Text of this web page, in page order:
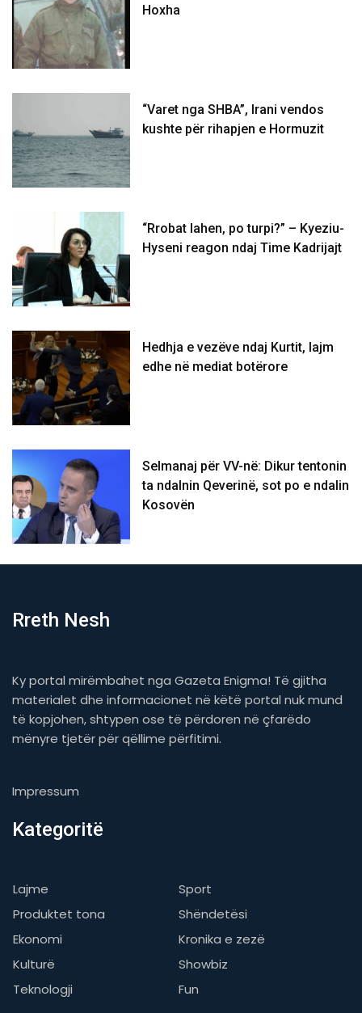
Hoxha
“Varet nga SHBA”, Irani vendos
kushte për rihapjen e Hormuzit
“Rrobat lahen, po turpi?” – Kyeziu-
Hyseni reagon ndaj Time Kadrijajt
Hedhja e vezëve ndaj Kurtit, lajm
edhe në mediat botërore
Selmanaj për VV-në: Dikur tentonin
ta ndalnin Qeverinë, sot po e ndalin
Kosovën
Rreth Nesh
Ky portal mirëmbahet nga Gazeta Enigma! Të gjitha
materialet dhe informacionet në këtë portal nuk mund
të kopjohen, shtypen ose të përdoren në çfarëdo
mënyre tjetër për qëllime përfitimi.
Impressum
Kategoritë
Lajme
Sport
Produktet tona
Shëndetësi
Ekonomi
Kronika e zezë
Kulturë
Showbiz
Teknologji
Fun